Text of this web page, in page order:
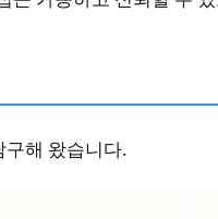
구해 왔습니다.